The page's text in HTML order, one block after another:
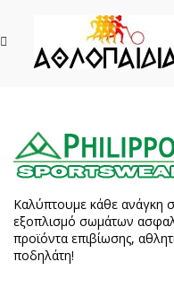
Καλύπτουμε κάθε ανάγκη
εξοπλισμό σωμάτων
προϊόντα επιβίωσης,
ποδηλάτη!